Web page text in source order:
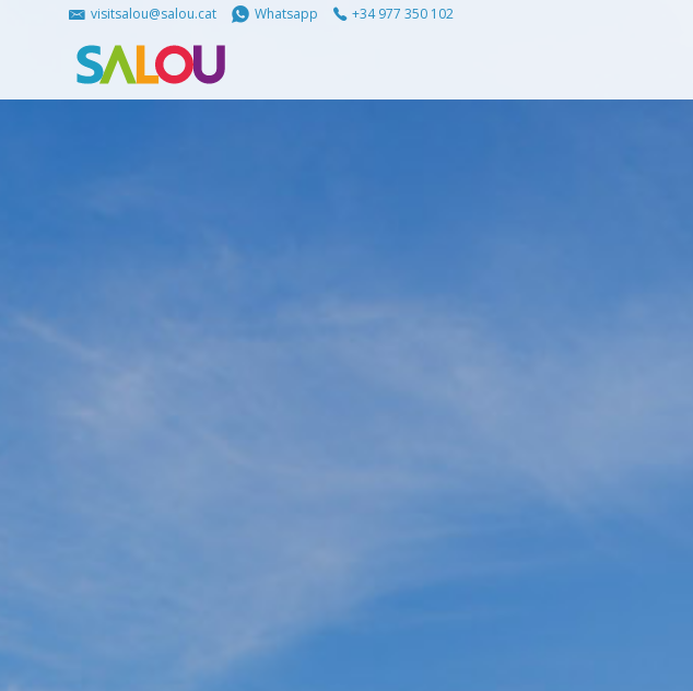
visitsalou@salou.cat Whatsapp +34 977 350 102